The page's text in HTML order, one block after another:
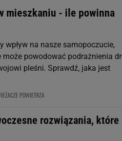
mieszkaniu - ile powinna
na nasze samopoczucie,
powodować podrażnienia
pleśni. Sprawdź, jaka jest
POWIETRZA
rozwiązania, które
dane osobowe w następujących
charakterystyki urządzenia
Spersonalizowane reklamy i treści,